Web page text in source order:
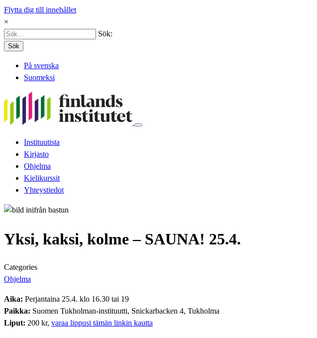
Flytta dig till innehållet
×
Sök:
Sök
På svenska
Suomeksi
Instituutista
Kirjasto
Ohjelma
Kielikurssit
Yhteystiedot
Yksi, kaksi, kolme – SAUNA! 25.4.
Categories
Ohjelma
Aika: Perjantaina 25.4. klo 16.30 tai 19
Paikka: Suomen Tukholman-instituutti, Snickarbacken 4, Tukholma
Liput: 200 kr, varaa lippusi tämän linkin kautta